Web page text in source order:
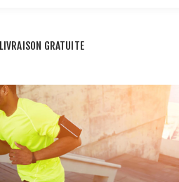
LIVRAISON GRATUITE